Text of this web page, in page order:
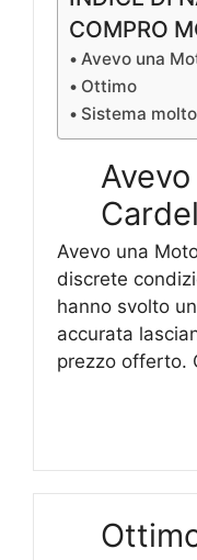
COMPRO
Avevo una
Ottimo
Sistema
Avevo una
discrete
hanno svolto
accurata
prezzo offerto.